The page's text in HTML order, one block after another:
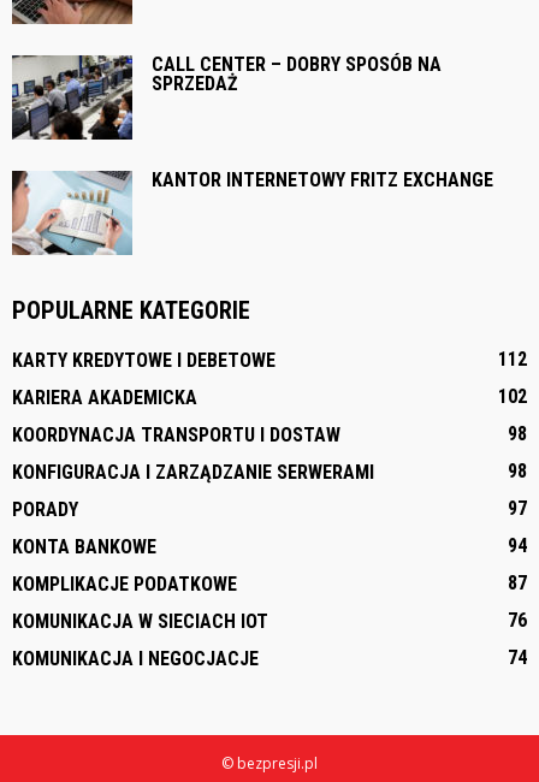
CALL CENTER – DOBRY SPOSÓB NA
SPRZEDAŻ
KANTOR INTERNETOWY FRITZ EXCHANGE
POPULARNE KATEGORIE
KARTY KREDYTOWE I DEBETOWE
112
KARIERA AKADEMICKA
102
KOORDYNACJA TRANSPORTU I DOSTAW
98
KONFIGURACJA I ZARZĄDZANIE SERWERAMI
98
PORADY
97
KONTA BANKOWE
94
KOMPLIKACJE PODATKOWE
87
KOMUNIKACJA W SIECIACH IOT
76
KOMUNIKACJA I NEGOCJACJE
74
© bezpresji.pl